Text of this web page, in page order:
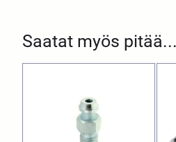
Saatat myös pitää...